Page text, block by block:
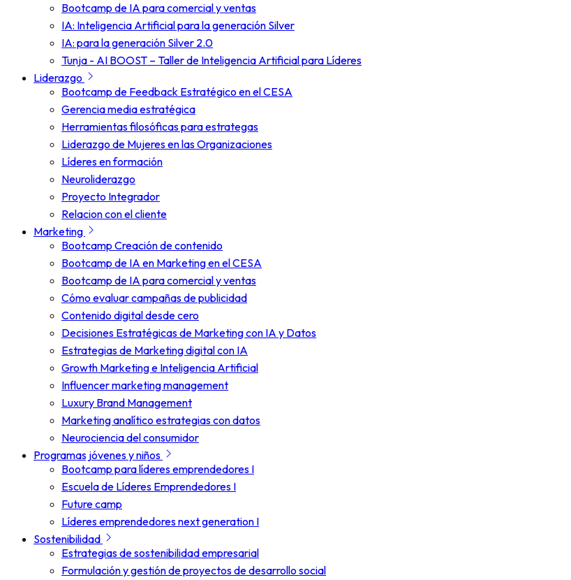
Bootcamp de IA para comercial y ventas
IA: Inteligencia Artificial para la generación Silver
IA: para la generación Silver 2.0
Tunja - AI BOOST – Taller de Inteligencia Artificial para Líderes
Liderazgo
Bootcamp de Feedback Estratégico en el CESA
Gerencia media estratégica
Herramientas filosóficas para estrategas
Liderazgo de Mujeres en las Organizaciones
Líderes en formación
Neuroliderazgo
Proyecto Integrador
Relacion con el cliente
Marketing
Bootcamp Creación de contenido
Bootcamp de IA en Marketing en el CESA
Bootcamp de IA para comercial y ventas
Cómo evaluar campañas de publicidad
Contenido digital desde cero
Decisiones Estratégicas de Marketing con IA y Datos
Estrategias de Marketing digital con IA
Growth Marketing e Inteligencia Artificial
Influencer marketing management
Luxury Brand Management
Marketing analítico estrategias con datos
Neurociencia del consumidor
Programas jóvenes y niños
Bootcamp para líderes emprendedores I
Escuela de Líderes Emprendedores I
Future camp
Líderes emprendedores next generation I
Sostenibilidad
Estrategias de sostenibilidad empresarial
Formulación y gestión de proyectos de desarrollo social